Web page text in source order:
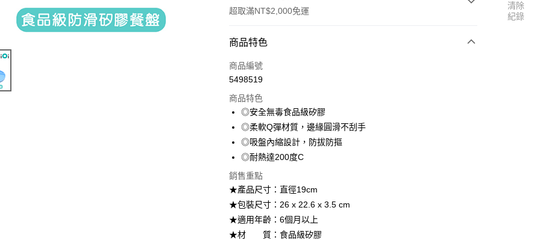
超取滿NT$2,000免運
付款方式
信用卡一次付款
LINE Pay
Apple Pay
街口支付
悠遊付
相關說明
【關於「AFTEE先享後付」】
AFTEE先享後付是「在收到商品之後才付款」的支付方式。 讓您購物簡單
ATM付款
商品特色
商品編號
5498519
商品特色
◎安全無毒食品級矽膠
◎柔軟Q彈材質，邊緣圓滑不刮手
◎吸盤內縮設計，防拔防摳
◎耐熱達200度C
銷售重點
★產品尺寸：直徑19cm
★包裝尺寸：26 x 22.6 x 3.5 cm
★適用年齡：6個月以上
★材 質：食品級矽膠
清除
紀錄